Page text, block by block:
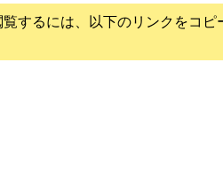
するには、以下のリンクをコピ